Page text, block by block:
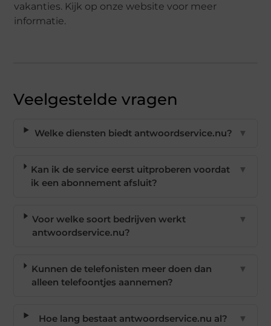
vakanties. Kijk op onze website voor meer
informatie.
Veelgestelde vragen
Welke diensten biedt antwoordservice.nu? ▼
Kan ik de service eerst uitproberen voordat
ik een abonnement afsluit?
▼
Voor welke soort bedrijven werkt
antwoordservice.nu?
▼
Kunnen de telefonisten meer doen dan
alleen telefoontjes aannemen?
▼
Hoe lang bestaat antwoordservice.nu al? ▼